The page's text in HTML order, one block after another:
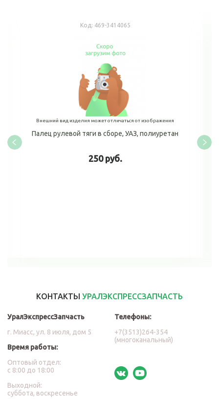
Код: 469-3414065
Внешний вид изделия может отличаться от изображения
Палец рулевой тяги в сборе, УАЗ, полиуретан
250 руб.
КОНТАКТЫ УРАЛЭКСПРЕССЗАПЧАСТЬ
УралЭкспрессЗапчасть
г. Миасс, ул. 8 июля, дом 5
Время работы:
Оптовый отдел:
с 8:00 до 18:00
Выходной:
суббота, воскресенье
Телефоны:
+7(3513)264-354
(многоканальный)